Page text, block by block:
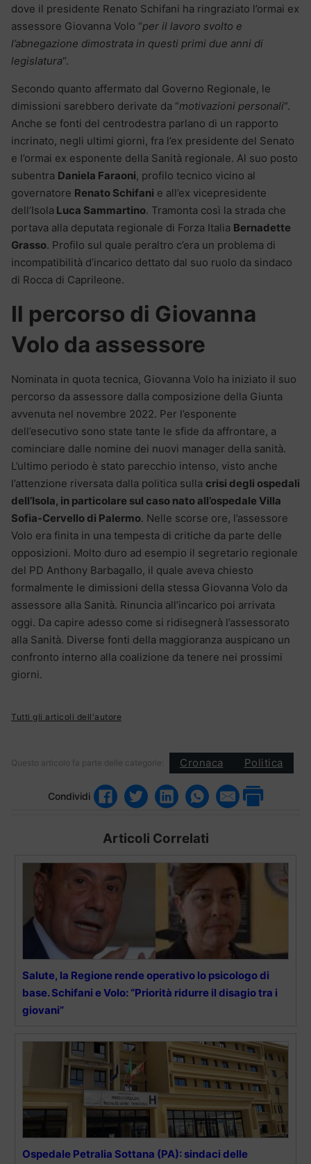
dove il presidente Renato Schifani ha ringraziato l’ormai ex
assessore Giovanna Volo “per il lavoro svolto e
l’abnegazione dimostrata in questi primi due anni di
legislatura“.
Secondo quanto affermato dal Governo Regionale, le
dimissioni sarebbero derivate da “motivazioni personali“.
Anche se fonti del centrodestra parlano di un rapporto
incrinato, negli ultimi giorni, fra l’ex presidente del Senato
e l’ormai ex esponente della Sanità regionale. Al suo posto
subentra Daniela Faraoni, profilo tecnico vicino al
governatore Renato Schifani e all’ex vicepresidente
dell’Isola Luca Sammartino. Tramonta così la strada che
portava alla deputata regionale di Forza Italia Bernadette
Grasso. Profilo sul quale peraltro c’era un problema di
incompatibilità d’incarico dettato dal suo ruolo da sindaco
di Rocca di Caprileone.
Il percorso di Giovanna
Volo da assessore
Nominata in quota tecnica, Giovanna Volo ha iniziato il suo
percorso da assessore dalla composizione della Giunta
avvenuta nel novembre 2022. Per l’esponente
dell’esecutivo sono state tante le sfide da affrontare, a
cominciare dalle nomine dei nuovi manager della sanità.
L’ultimo periodo è stato parecchio intenso, visto anche
l’attenzione riversata dalla politica sulla crisi degli ospedali
dell’Isola, in particolare sul caso nato all’ospedale Villa
Sofia-Cervello di Palermo. Nelle scorse ore, l’assessore
Volo era finita in una tempesta di critiche da parte delle
opposizioni. Molto duro ad esempio il segretario regionale
del PD Anthony Barbagallo, il quale aveva chiesto
formalmente le dimissioni della stessa Giovanna Volo da
assessore alla Sanità. Rinuncia all’incarico poi arrivata
oggi. Da capire adesso come si ridisegnerà l’assessorato
alla Sanità. Diverse fonti della maggioranza auspicano un
confronto interno alla coalizione da tenere nei prossimi
giorni.
Tutti gli articoli dell'autore
Questo articolo fa parte delle categorie: Cronaca Politica
Condividi
Articoli Correlati
Salute, la Regione rende operativo lo psicologo di
base. Schifani e Volo: “Priorità ridurre il disagio tra i
giovani”
Ospedale Petralia Sottana (PA): sindaci delle